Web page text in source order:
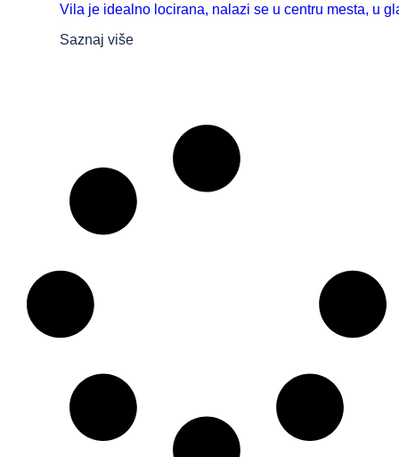
Vila je idealno locirana, nalazi se u centru mesta, u
Saznaj više